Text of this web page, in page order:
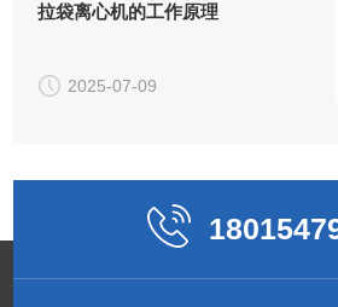
拉袋离心机的工作原理
2025-07-09